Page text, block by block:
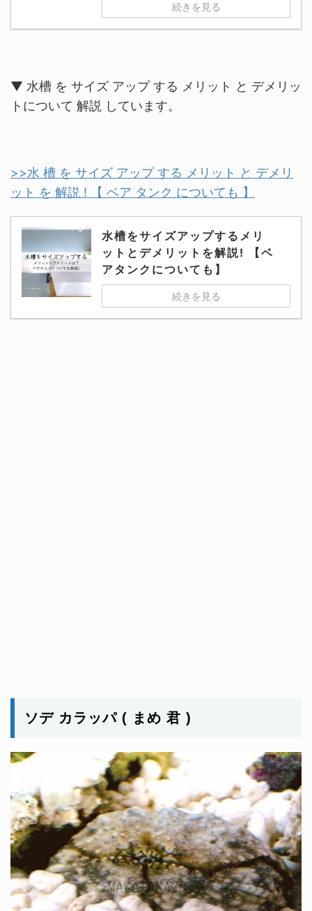
続きを見る
▼ 水槽 を サイズ アップ する メリット と デメリッ
トについて 解説 しています。
>>水 槽 を サイズ アップ する メリット と デメリ
ット を 解説 ! 【 ベア タンク についても 】
水槽をサイズアップするメリ
ットとデメリットを解説! 【ベ
アタンクについても】
続きを見る
ソデ カラッパ ( まめ 君 )